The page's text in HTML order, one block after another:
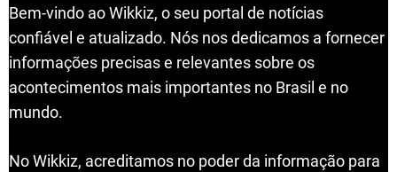
Bem-vindo ao Wikkiz, o seu portal de notícias
confiável e atualizado. Nós nos dedicamos a fornecer
informações precisas e relevantes sobre os
acontecimentos mais importantes no Brasil e no
mundo.
No Wikkiz, acreditamos no poder da informação para